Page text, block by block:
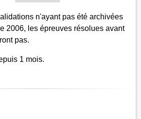
n'ayant pas été archivées
2006, les épreuves résolues avant
pas.
1 mois.